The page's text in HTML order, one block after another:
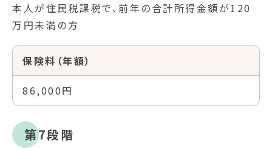
本人が住民税課税で、前年の合計所得金額が120
万円未満の方
保険料（年額）
86,000円
第7段階